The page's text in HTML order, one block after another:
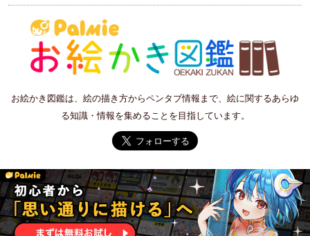
お絵かき図鑑は、絵の描き方からペンタブ情報まで、絵に関するあらゆ
る知識・情報を集めることを目指しています。